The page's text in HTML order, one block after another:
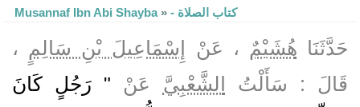
Musannaf Ibn Abi Shayba» - كتاب الصلاة
حَدَّثَنَا هُشَيْمٌ ، عَنْ إِسْمَاعِيلَ بْنِ سَالِمٍ
،
قَالَ : سَأَلْتُ الشَّعْبِيَّ عَنْ
" رَجُلٍ كَانَ